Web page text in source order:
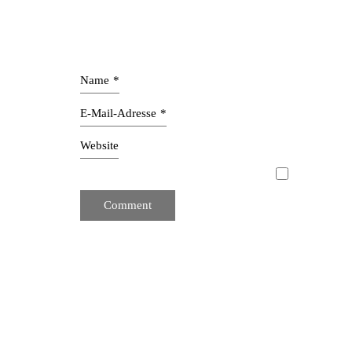
Name *
E-Mail-Adresse *
Website
Mit unserer Innenarchitektur schaffen wir
Interior Design zeichnet sich durch schlichte Klarheit
aus Designern und Innenarchitekten. Wir